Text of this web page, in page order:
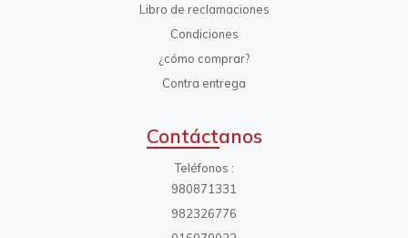
Libro de reclamaciones
Condiciones
¿cómo comprar?
Contra entrega
Contáctanos
Teléfonos
980871331
982326776